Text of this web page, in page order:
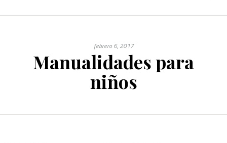
febrero 6, 2017
Manualidades para
niños